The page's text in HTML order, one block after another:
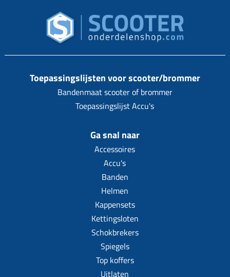
Spruitstuk (delen)
Uitlaten compleet
Uitlaat (delen)
Radiateur (delen)
Waterpomp (delen)
Origineel zuigers
Tomos opvoeren (kits)
Remgrepen en remhendels
Remhevels
Remsegmenten
Remklauw (delen)
Remschijven
Voorrem kabel
Rugsteun
Vespa accessoires
Voordragers
Windschermen
Accessoires overig
Toepassingslijsten voor scooter/brommer
Bandenmaat scooter of brommer
Toepassingslijst Accu's
Ga snal naar
Accessoires
Accu's
Banden
Helmen
Kappensets
Kettingsloten
Schokbrekers
Spiegels
Top koffers
Uitlaten